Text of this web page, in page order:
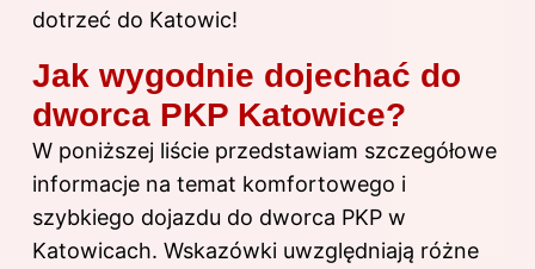
dotrzeć do Katowic!
Jak wygodnie dojechać do
dworca PKP Katowice?
W poniższej liście przedstawiam szczegółowe
informacje na temat komfortowego i
szybkiego dojazdu do dworca PKP w
Katowicach. Wskazówki uwzględniają różne